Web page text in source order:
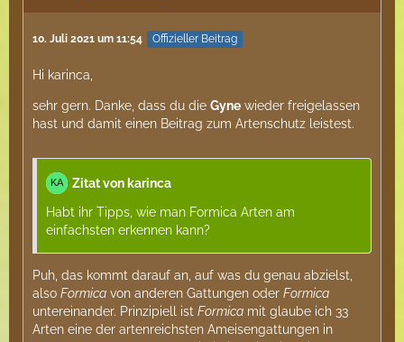
10. Juli 2021 um 11:54 Offizieller Beitrag
Hi karinca,
sehr gern. Danke, dass du die Gyne wieder freigelassen
hast und damit einen Beitrag zum Artenschutz leistest.
Zitat von karinca
Habt ihr Tipps, wie man Formica Arten am
einfachsten erkennen kann?
Puh, das kommt darauf an, auf was du genau abzielst,
also Formica von anderen Gattungen oder Formica
untereinander. Prinzipiell ist Formica mit glaube ich 33
Arten eine der artenreichsten Ameisengattungen in